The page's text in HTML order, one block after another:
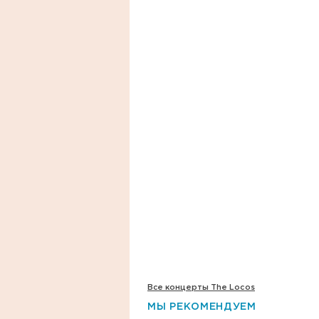
Все концерты The Locos
МЫ РЕКОМЕНДУЕМ